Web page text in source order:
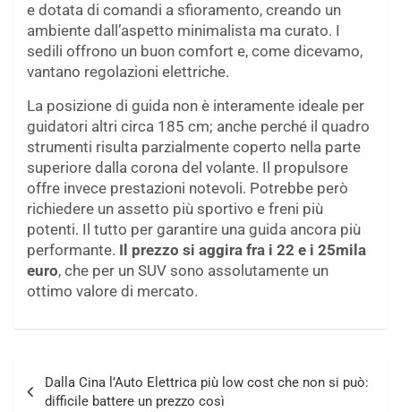
e dotata di comandi a sfioramento, creando un
ambiente dall’aspetto minimalista ma curato. I
sedili offrono un buon comfort e, come dicevamo,
vantano regolazioni elettriche.
La posizione di guida non è interamente ideale per
guidatori altri circa 185 cm; anche perché il quadro
strumenti risulta parzialmente coperto nella parte
superiore dalla corona del volante. Il propulsore
offre invece prestazioni notevoli. Potrebbe però
richiedere un assetto più sportivo e freni più
potenti. Il tutto per garantire una guida ancora più
performante. Il prezzo si aggira fra i 22 e i 25mila
euro, che per un SUV sono assolutamente un
ottimo valore di mercato.
articoli
Dalla Cina l’Auto Elettrica più low cost che non si può:
difficile battere un prezzo così